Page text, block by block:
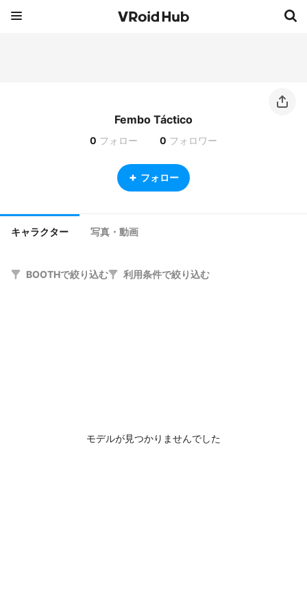
Fembo Táctico
0 フォロー 0 フォロワー
フォロー
キャラクター 写真・動画
BOOTHで絞り込む 利用条件で絞り込む
モデルが見つかりませんでした